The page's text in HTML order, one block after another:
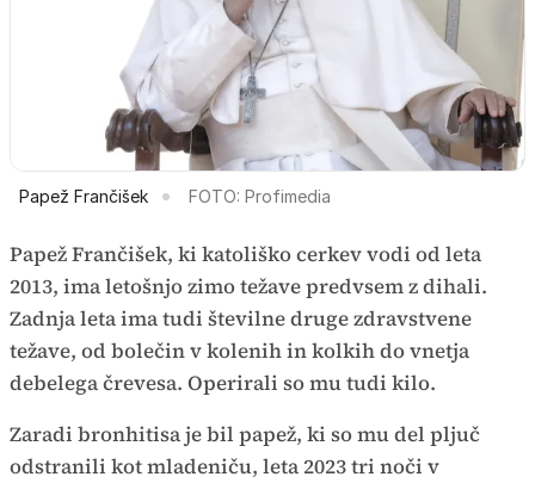
Papež Frančišek FOTO: Profimedia
Papež Frančišek, ki katoliško cerkev vodi od leta
2013, ima letošnjo zimo težave predvsem z dihali.
Zadnja leta ima tudi številne druge zdravstvene
težave, od bolečin v kolenih in kolkih do vnetja
debelega črevesa. Operirali so mu tudi kilo.
Zaradi bronhitisa je bil papež, ki so mu del pljuč
odstranili kot mladeniču, leta 2023 tri noči v